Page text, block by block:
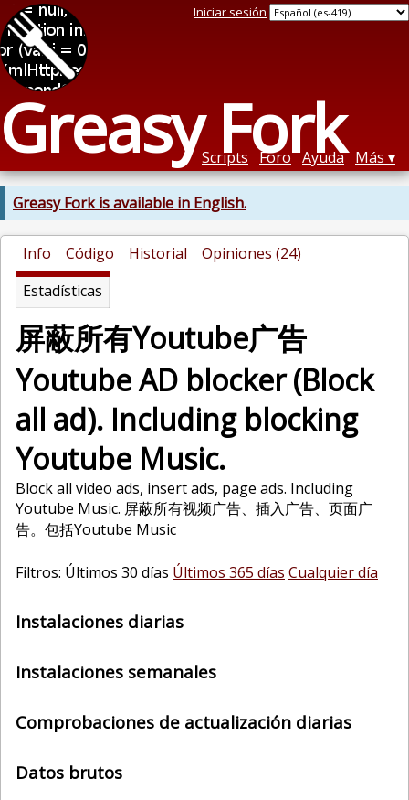
Greasy Fork
Iniciar sesión
Scripts Foro Ayuda Más
Greasy Fork is available in English.
Info Código Historial
Opiniones (24)
Estadísticas
屏蔽所有Youtube广告
Youtube AD blocker (Block
all ad). Including blocking
Youtube Music.
Block all video ads, insert ads, page ads. Including
Youtube Music. 屏蔽所有视频广告、插入广告、页面广
告。包括Youtube Music
Filtros: Últimos 30 días Últimos 365 días Cualquier día
Instalaciones diarias
Instalaciones semanales
Comprobaciones de actualización diarias
Datos brutos